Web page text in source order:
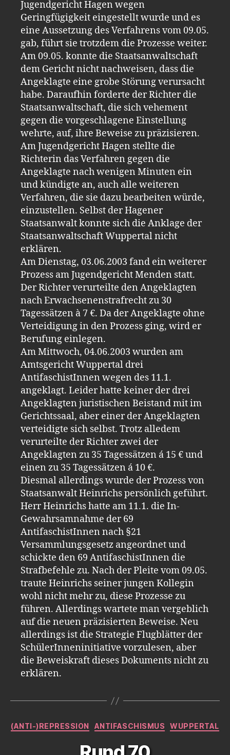
Jugendgericht Hagen wegen
Geringfügigkeit eingestellt wurde und es
eine Aussetzung des Verfahrens vom 09.05.
gab, führt sie trotzdem die Prozesse weiter.
Am 09.05. konnte die Staatsanwaltschaft
dem Gericht nicht nachweisen, dass die
Angeklagte eine grobe Störung verursacht
habe. Daraufhin forderte der Richter die
Staatsanwaltschaft, die sich vehement
gegen die vorgeschlagene Einstellung
wehrte, auf, ihre Beweise zu präzisieren.
Am Jugendgericht Hagen stellte die
Richterin das Verfahren gegen die
Angeklagte nach wenigen Minuten ein
und kündigte an, auch alle weiteren
Verfahren, die sie dazu bearbeiten würde,
einzustellen. Selbst der Hagener
Staatsanwalt konnte sich die Anklage der
Staatsanwaltschaft Wuppertal nicht
erklären.
Am Dienstag, 03.06.2003 fand ein weiterer
Prozess am Jugendgericht Menden statt.
Der Richter verurteilte den Angeklagten
nach Erwachsenenstrafrecht zu 30
Tagessätzen à 7 €. Da der Angeklagte ohne
Verteidigung in den Prozess ging, wird er
Berufung einlegen.
Am Mittwoch, 04.06.2003 wurden am
Amtsgericht Wuppertal drei
AntifaschistInnen wegen des 11.1.
angeklagt. Leider hatte keiner der drei
Angeklagten juristischen Beistand mit im
Gerichtssaal, aber einer der Angeklagten
verteidigte sich selbst. Trotz alledem
verurteilte der Richter zwei der
Angeklagten zu 35 Tagessätzen á 15 € und
einen zu 35 Tagessätzen á 10 €.
Diesmal allerdings wurde der Prozess von
Staatsanwalt Heinrichs persönlich geführt.
Herr Heinrichs hatte am 11.1. die In-
Gewahrsamnahme der 69
AntifaschistInnen nach §21
Versammlungsgesetz angeordnet und
schickte den 69 AntifaschistInnen die
Strafbefehle zu. Nach der Pleite vom 09.05.
traute Heinrichs seiner jungen Kollegin
wohl nicht mehr zu, diese Prozesse zu
führen. Allerdings wartete man vergeblich
auf die neuen präzisierten Beweise. Neu
allerdings ist die Strategie Flugblätter der
SchülerInneninitiative vorzulesen, aber
die Beweiskraft dieses Dokuments nicht zu
erklären.
Kategorien
(ANTI-)REPRESSION ANTIFASCHISMUS WUPPERTAL